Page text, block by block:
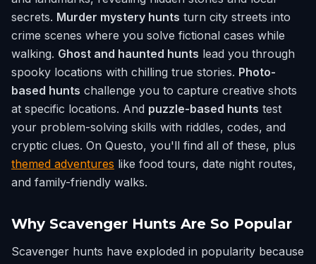
secrets. Murder mystery hunts turn city streets into
crime scenes where you solve fictional cases while
walking. Ghost and haunted hunts lead you through
spooky locations with chilling true stories. Photo-
based hunts challenge you to capture creative shots
at specific locations. And puzzle-based hunts test
your problem-solving skills with riddles, codes, and
cryptic clues. On Questo, you'll find all of these, plus
themed adventures like food tours, date night routes,
and family-friendly walks.
Why Scavenger Hunts Are So Popular
Scavenger hunts have exploded in popularity because